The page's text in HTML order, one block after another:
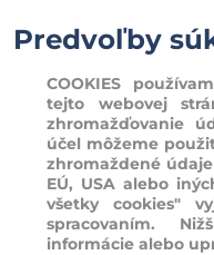
Predvoľby
COOKIES
tejto webovej
zhromažďovanie
účel môžeme
zhromaždené
EÚ, USA alebo
všetky cookies"
spracovaním.
informácie alebo